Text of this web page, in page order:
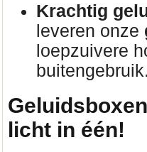
Krachtig
leveren onze
loepzuivere
licht in één!